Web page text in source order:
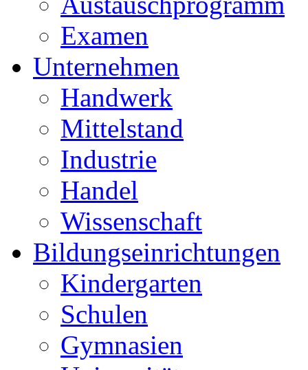
Examen
Unternehmen
Handwerk
Mittelstand
Industrie
Handel
Wissenschaft
Bildungseinrichtungen
Kindergarten
Schulen
Gymnasien